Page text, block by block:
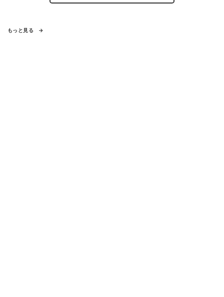
もっと見る